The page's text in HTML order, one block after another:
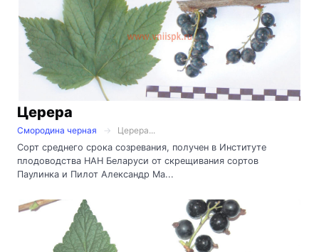
Церера
Смородина черная
Церера...
Сорт среднего срока созревания, получен в Институте
плодоводства НАН Беларуси от скрещивания сортов
Паулинка и Пилот Александр Ма...